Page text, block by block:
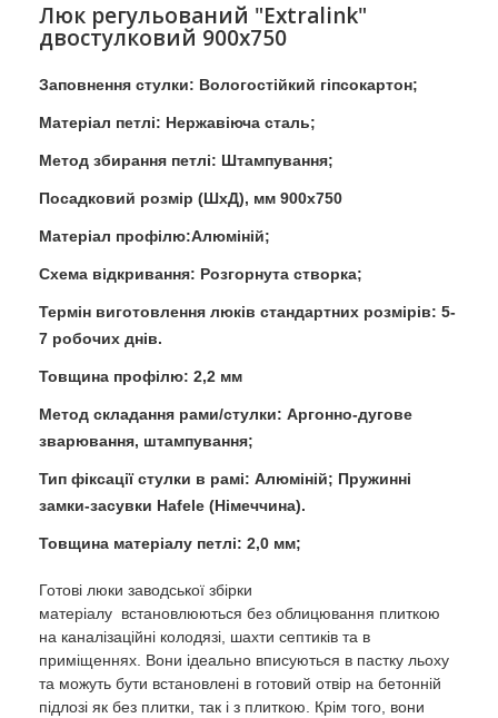
Люк регульований "Extralink"
двостулковий 900x750
Заповнення стулки: Вологостійкий гіпсокартон;
Матеріал петлі: Нержавіюча сталь;
Метод збирання петлі: Штампування;
Посадковий розмір (ШхД), мм 900x750
Матеріал профілю:Алюміній;
Схема відкривання: Розгорнута створка;
Термін виготовлення люків стандартних розмірів: 5-
7 робочих днів.
Товщина профілю: 2,2 мм
Метод складання рами/стулки: Аргонно-дугове
зварювання, штампування;
Тип фіксації стулки в рамі: Алюміній; Пружинні
замки-засувки Hafele (Німеччина).
Товщина матеріалу петлі: 2,0 мм;
Готові люки заводської збірки
матеріалу встановлюються без облицювання плиткою
на каналізаційні колодязі, шахти септиків та в
приміщеннях. Вони ідеально вписуються в пастку льоху
та можуть бути встановлені в готовий отвір на бетонній
підлозі як без плитки, так і з плиткою. Крім того, вони